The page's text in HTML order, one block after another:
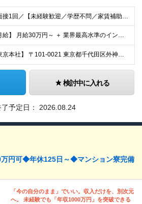
＼面接1回／【未経験歓迎／学歴不問／家賃補助あり】 社会人デビューや＆収入アップを実現したい方 人柄を重視した採用を行っています。 書類選考は厳格ではなく、面接は基本1回！スピーディに選考を進めてい
【月給】 月給30万円～ ＋ 業界最高水準のインセンティブ ＋ 各種手当 「稼がせたい」という会社の想いから、還元率は粗利の10～28％に設定。 頑張りがそのまま月収に直結する、嘘のない給与体系です
【東京本社】 〒101-0021 東京都千代田区外神田5-2-3 ┗最寄駅：御徒町駅／秋葉原駅 ┗受動喫煙対策：屋内禁煙 ■その他：神奈川県、埼玉県、千葉県や全国への出張もあり ※転居を伴う転勤は
検討中に入れる
予定日： 2026.08.24
万円可◆年休125日～◆マンション寮完備
「今の自分のまま」でいい。収入だけを、別次元
へ。 未経験でも「年収1000万円」を突破できる